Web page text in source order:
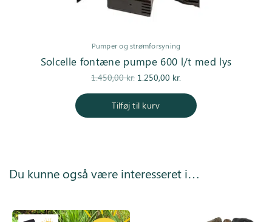
Pumper og strømforsyning
Solcelle fontæne pumpe 600 l/t med lys
1.450,00kr.
Den
pris var:
1.450,00 kr..
1.250,00 kr.
1.250,00 kr..
Tilføj til kurv
Du kunne også være interesseret i…